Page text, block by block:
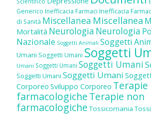
Generico Inefficacia Farmaci Inefficacia
di Sanità Miscellanea Miscellanea
Mortalità Neurologia Neurologia
Nazionale Soggetti Animali Soggetti
Umani Soggetti Umani Soggetti
Umani Soggetti Umani Soggetti Umani
Soggetti Umani Soggetti Umani
Corporeo Sviluppo Corporeo Terapie
farmacologicheTerapie non
farmacologiche Tossicomania